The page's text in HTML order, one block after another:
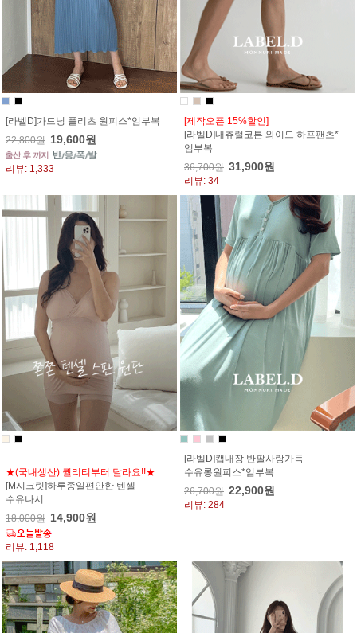
[라벨D]가드닝 플리츠 원피스*임부복
22,800원 19,600원
리뷰: 1,333
[제작오픈 15%할인]
[라벨D]내츄럴코튼 와이드 하프팬츠*
임부복
36,700원 31,900원
리뷰: 34
★(국내생산) 퀄리티부터 달라요!!★
[M시크릿]하루종일편안한 텐셀
수유나시
18,000원 14,900원
리뷰: 1,118
[라벨D]캡내장 반팔사랑가득
수유롱원피스*임부복
26,700원 22,900원
리뷰: 284